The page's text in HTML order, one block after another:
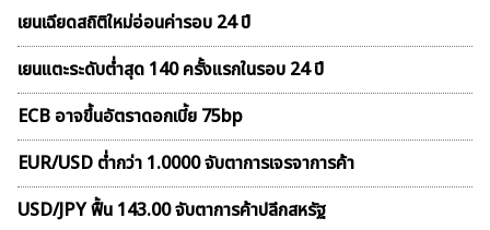
เยนเฉียดสถิติใหม่อ่อนค่ารอบ 24 ปี
เยนแตะระดับต่ำสุด 140 ครั้งแรกในรอบ 24 ปี
ECB อาจขึ้นอัตราดอกเบี้ย 75bp
EUR/USD ต่ำกว่า 1.0000 จับตาการเจรจาการค้า
USD/JPY ฟื้น 143.00 จับตาการค้าปลีกสหรัฐ